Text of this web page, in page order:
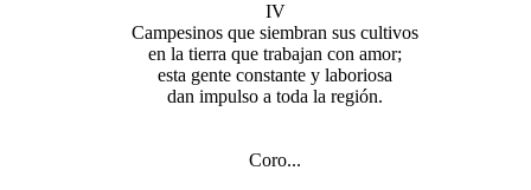
IV
Campesinos que siembran sus cultivos
en la tierra que trabajan con amor;
esta gente constante y laboriosa
dan impulso a toda la región.
Coro...